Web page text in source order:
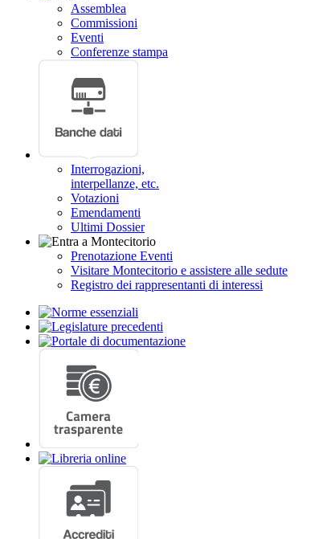
Assemblea
Commissioni
Eventi
Conferenze stampa
Interrogazioni,
interpellanze, etc.
Votazioni
Emendamenti
Ultimi Dossier
Prenotazione Eventi
Visitare Montecitorio e assistere alle sedute
Registro dei rappresentanti di interessi